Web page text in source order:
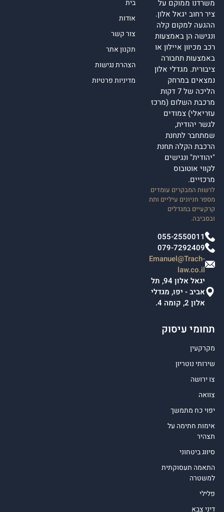
משרדנו ממוקם על
ציר רחוב יגאל אלון.
ההגעה למקום קלה
ונגישה הן באמצעות
רכב מכיוון איילון או
באמצעות תחבורה
ציבורית. מגדלי אלון
נמצאים במרחק
הליכה של 7 דקות
מרכבת השלום (מרכז
עזריאלי) צמודים
לגשר יהודית,
שמתחבר לתחנת
הרכבת הקלה תחנת
"יהודית" ונגישים
לקווי אוטובוס
מרכזיים.
לרשות המבקרים עומדים
מספר חניונים עיליים ותת
קרקעיים במגדלים
ובסביבה.
055-2550011
079-7292409
Emanuel@Trach-
law.co.il
יגאל אלון 94, תל
אביב - יפו, מגדלי
אלון 2, קומה 4.
בית
אודות
צור קשר
תקנון אתר
הצהרת נגישות
מדיניות פרטיות
תחומי עיסוק
מקרקעין
שירותי נוטריון
צו ירושה
צוואה
יפוי כח מתמשך
אימות חתימה על
תצהיר
סיווג ביטחוני
התאמה תעסוקתית
למשטרה
פלילי
דיני צבא